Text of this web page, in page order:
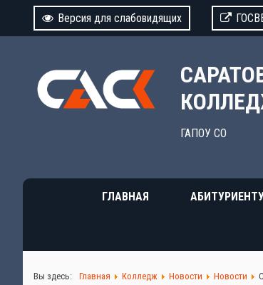
Версия для слабовидящих
ГАПОУ СО
ГЛАВНАЯ
Вы здесь: Главная Колледж Новости Новости